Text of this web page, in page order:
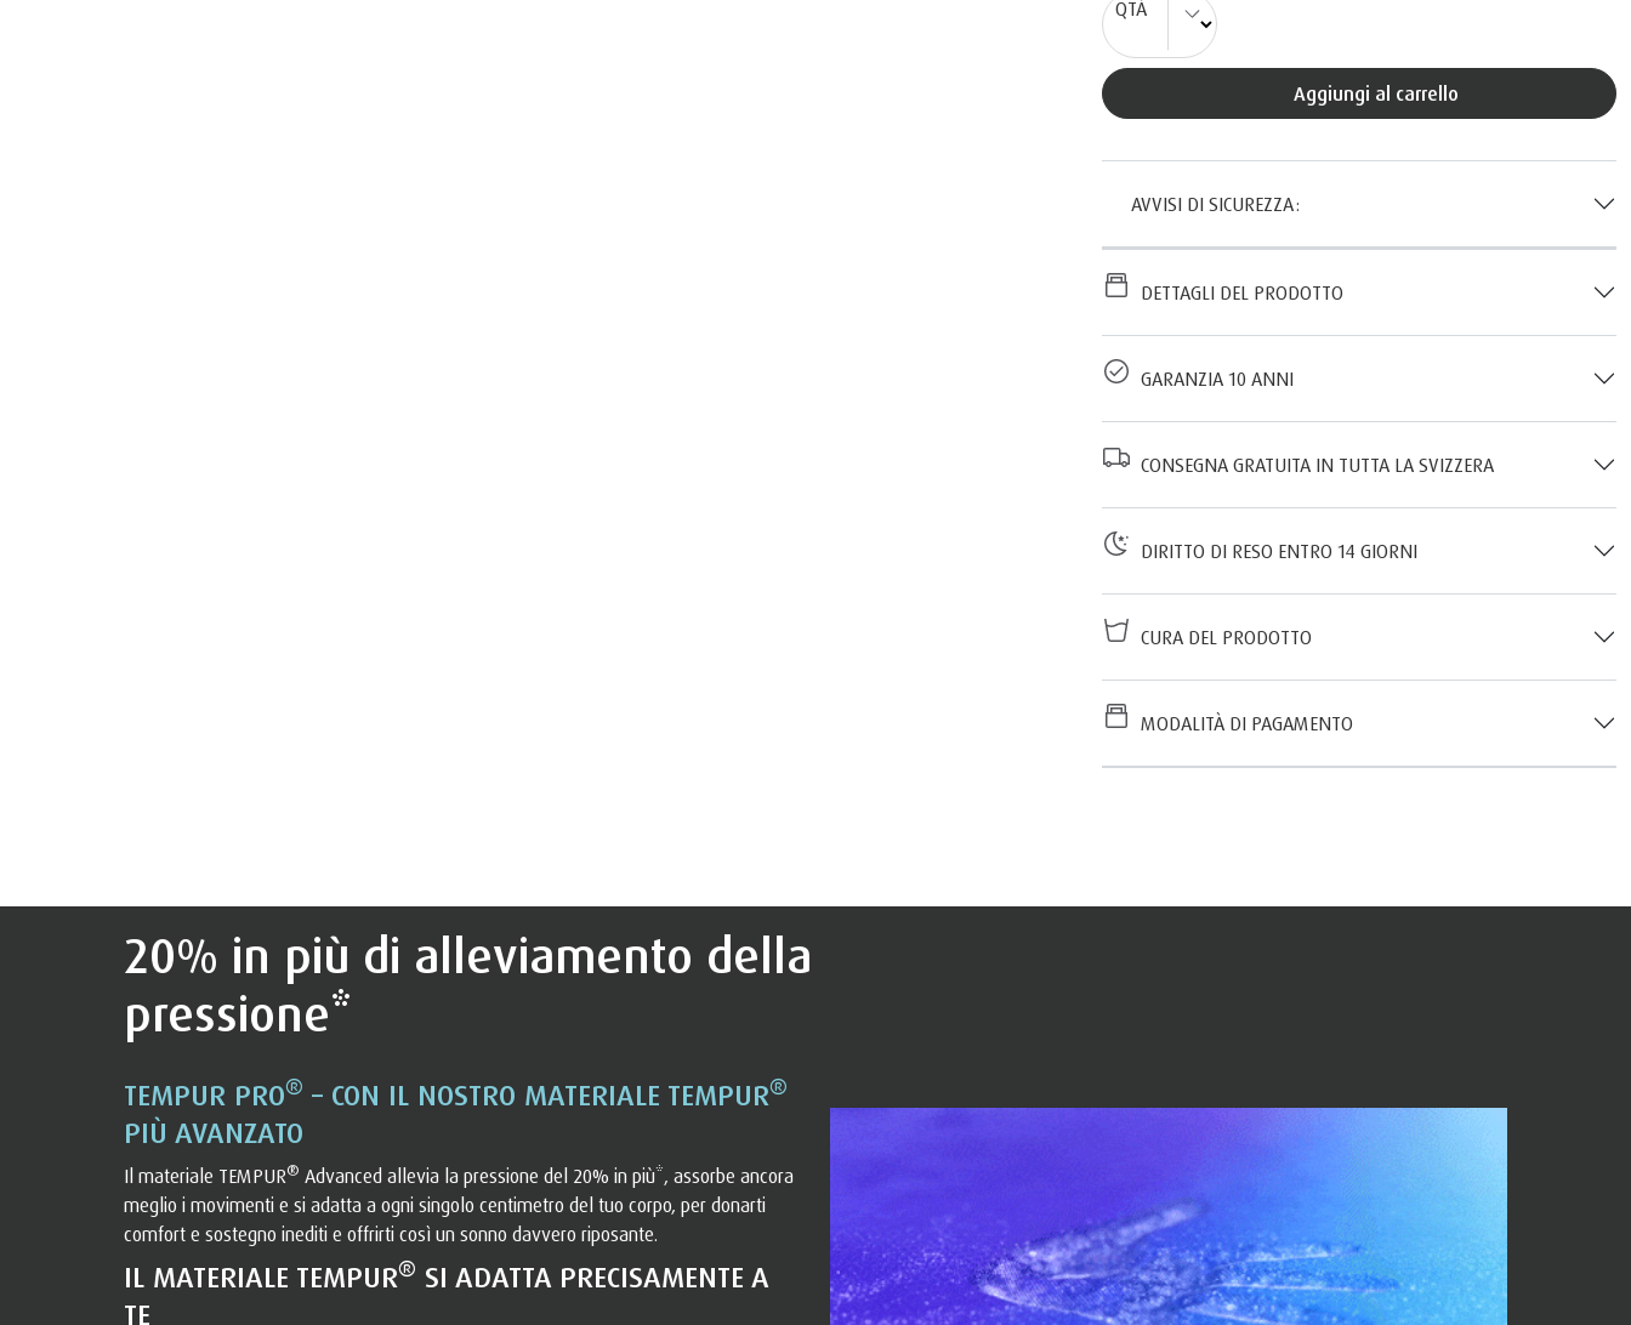
QTÀ
Aggiungi al carrello
AVVISI DI SICUREZZA:
DETTAGLI DEL PRODOTTO
GARANZIA 10 ANNI
CONSEGNA GRATUITA IN TUTTA LA SVIZZERA
DIRITTO DI RESO ENTRO 14 GIORNI
CURA DEL PRODOTTO
MODALITÀ DI PAGAMENTO
20% in più di alleviamento della
pressione*
TEMPUR PRO® – CON IL NOSTRO MATERIALE TEMPUR®
PIÙ AVANZATO
Il materiale TEMPUR® Advanced allevia la pressione del 20% in più*, assorbe ancora
meglio i movimenti e si adatta a ogni singolo centimetro del tuo corpo, per donarti
comfort e sostegno inediti e offrirti così un sonno davvero riposante.
IL MATERIALE TEMPUR® SI ADATTA PRECISAMENTE A
TE